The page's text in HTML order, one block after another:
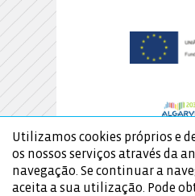
Utilizamos cookies próprios e
os nossos serviços através da
navegação. Se continuar a
aceita a sua utilização. Pode